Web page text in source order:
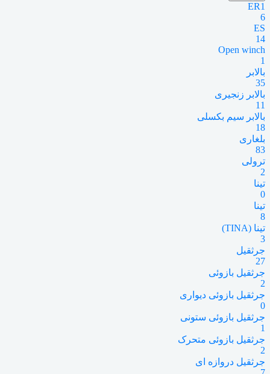
ER1
6
ES
14
Open winch
1
بالابر
35
بالابر زنجیری
11
بالابر سیم بکسلی
18
بلغاری
83
ترولی
2
تینا
0
تینا
8
تینا (TINA)
3
جرثقیل
27
جرثقیل بازوئی
2
جرثقیل بازوئی دیواری
0
جرثقیل بازوئی ستونی
1
جرثقیل بازوئی متحرک
2
جرثقیل دروازه ای